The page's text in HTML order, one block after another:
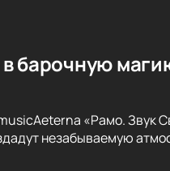
барочную
«Рамо. Звук
незабываемую